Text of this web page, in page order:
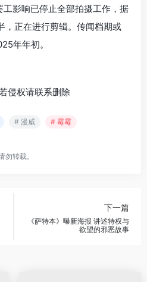
工影响已停止全部拍摄工作，据
，正在进行剪辑。传闻档期或
年年初。
侵权请联系删除
# 漫威 # 霉霉
转载。
下一篇
《萨特本》曝新海报 讲述特权与
欲望的邪恶故事